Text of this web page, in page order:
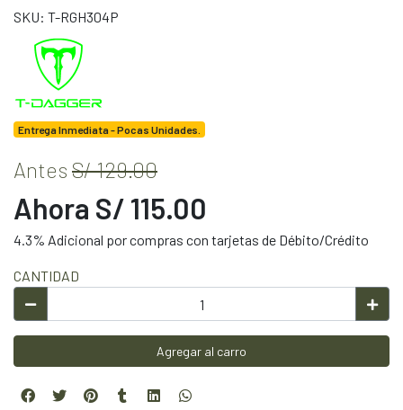
SKU: T-RGH304P
Entrega Inmediata - Pocas Unidades.
Antes S/ 129.00
Ahora S/ 115.00
4.3% Adicional por compras con tarjetas de Débito/Crédito
CANTIDAD
Agregar al carro